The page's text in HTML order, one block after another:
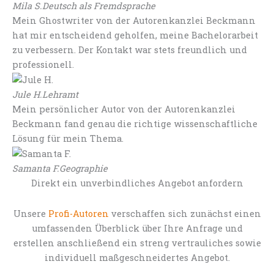
Mila S.Deutsch als Fremdsprache
Mein Ghostwriter von der Autorenkanzlei Beckmann
hat mir entscheidend geholfen, meine Bachelorarbeit
zu verbessern. Der Kontakt war stets freundlich und
professionell.
Jule H.Lehramt
Mein persönlicher Autor von der Autorenkanzlei
Beckmann fand genau die richtige wissenschaftliche
Lösung für mein Thema.
Samanta F.Geographie
Direkt ein unverbindliches Angebot anfordern
Unsere Profi-Autoren verschaffen sich zunächst einen
umfassenden Überblick über Ihre Anfrage und
erstellen anschließend ein streng vertrauliches sowie
individuell maßgeschneidertes Angebot.